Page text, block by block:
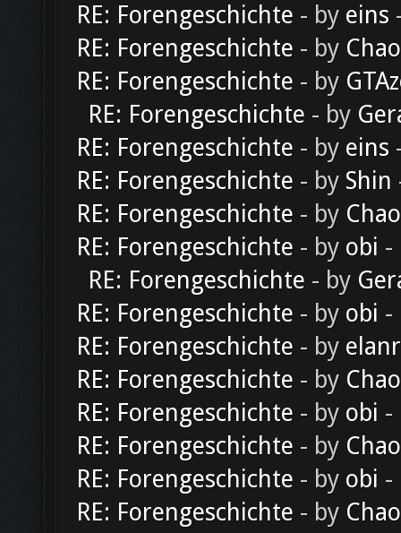
RE: Forengeschichte - by eins
RE: Forengeschichte - by
RE: Forengeschichte - by
RE: Forengeschichte - by
RE: Forengeschichte - by eins
RE: Forengeschichte - by Shin
RE: Forengeschichte - by
RE: Forengeschichte - by obi -
RE: Forengeschichte - by
RE: Forengeschichte - by obi -
RE: Forengeschichte - by
RE: Forengeschichte - by
RE: Forengeschichte - by obi -
RE: Forengeschichte - by
RE: Forengeschichte - by obi -
RE: Forengeschichte - by